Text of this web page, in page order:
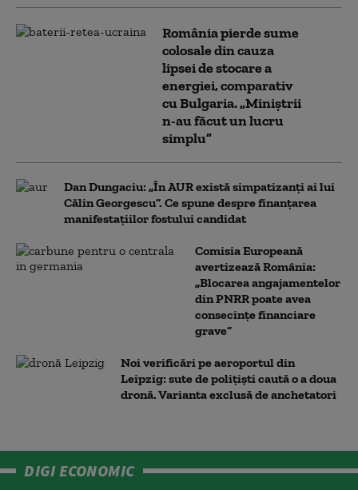
România pierde sume
colosale din cauza
lipsei de stocare a
energiei, comparativ
cu Bulgaria. „Miniștrii
n-au făcut un lucru
simplu”
Dan Dungaciu: „În AUR există simpatizanți ai lui
Călin Georgescu”. Ce spune despre finanțarea
manifestațiilor fostului candidat
Comisia Europeană
avertizează România:
„Blocarea angajamentelor
din PNRR poate avea
consecințe financiare
grave”
Noi verificări pe aeroportul din
Leipzig: sute de polițiști caută o a doua
dronă. Varianta exclusă de anchetatori
DIGI ECONOMIC